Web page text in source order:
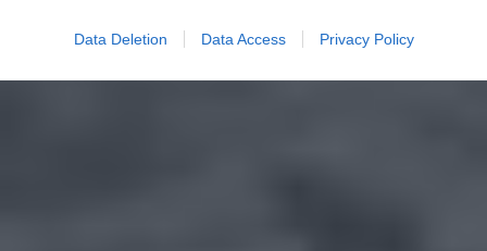
Data Deletion Data Access Privacy Policy